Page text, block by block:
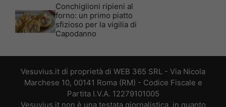
Conchiglioni ripieni al
forno: un primo piatto
sfizioso per la vigilia di
Capodanno
Vesuvius.it di proprietà di WEB 365 SRL - Via Nicola
Marchese 10, 00141 Roma (RM) - Codice Fiscale e
Partita I.V.A. 12279101005
Vesuvius.it non è una testata giornalistica, in quanto